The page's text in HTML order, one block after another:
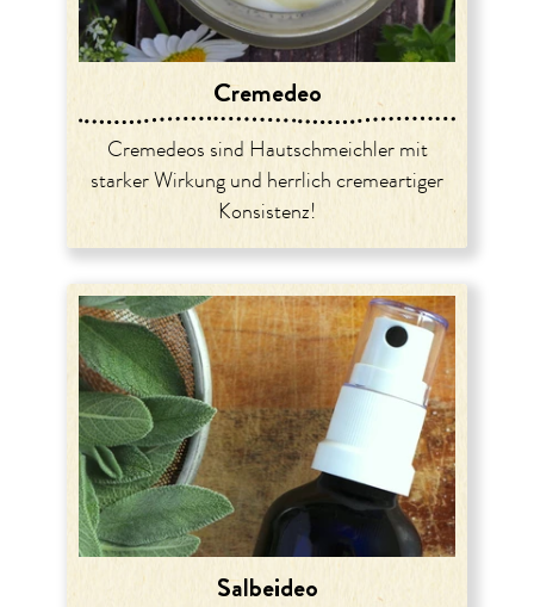
Cremedeo
Cremedeos sind Hautschmeichler mit
starker Wirkung und herrlich cremeartiger
Konsistenz!
Salbeideo